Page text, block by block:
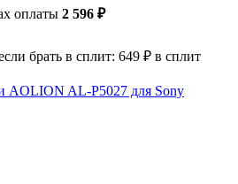
оплаты 2 596 ₽
брать в сплит: 649 ₽ в сплит
AOLION AL-P5027 для Sony